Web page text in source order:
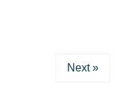
Next »